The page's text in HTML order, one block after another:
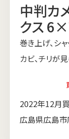
中判カ
クス
巻き上げ、シ
カビ、チリが
2022年12月
広島県広島